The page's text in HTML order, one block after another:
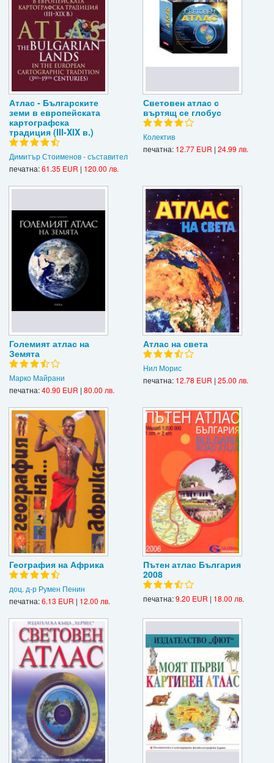
Атлас - Българските
земи в европейската
картографска
традиция (III-XIX в.)
Димитър Стоименов - съставител
печатна:61.35 EUR | 120.00 лв.
Световен атлас с
въртящ се глобус
Колектив
печатна: 12.77 EUR | 24.99 лв.
Големият атлас на
Земята
Марко Майрани
печатна:40.90 EUR | 80.00 лв.
Атлас на света
Нил Морис
печатна: 12.78 EUR | 25.00 лв.
География на Африка
доц. д-р Румен Пенин
печатна:6.13 EUR | 12.00 лв.
Пътен атлас България
2008
печатна:9.20 EUR | 18.00 лв.